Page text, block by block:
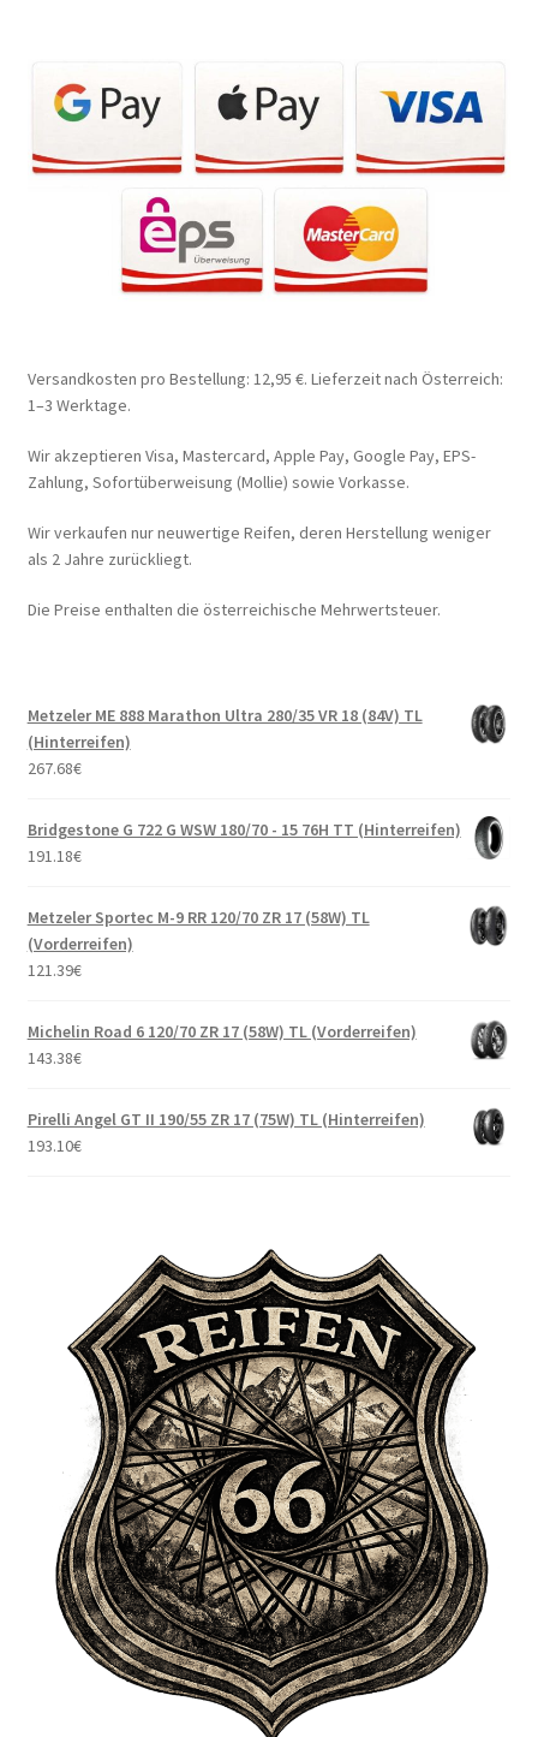
Versandkosten pro Bestellung: 12,95 €. Lieferzeit nach Österreich:
1–3 Werktage.
Wir akzeptieren Visa, Mastercard, Apple Pay, Google Pay, EPS-
Zahlung, Sofortüberweisung (Mollie) sowie Vorkasse.
Wir verkaufen nur neuwertige Reifen, deren Herstellung weniger
als 2 Jahre zurückliegt.
Die Preise enthalten die österreichische Mehrwertsteuer.
Metzeler ME 888 Marathon Ultra 280/35 VR 18 (84V) TL
(Hinterreifen)
267.68€
Bridgestone G 722 G WSW 180/70 - 15 76H TT (Hinterreifen)
191.18€
Metzeler Sportec M-9 RR 120/70 ZR 17 (58W) TL
(Vorderreifen)
121.39€
Michelin Road 6 120/70 ZR 17 (58W) TL (Vorderreifen)
143.38€
Pirelli Angel GT II 190/55 ZR 17 (75W) TL (Hinterreifen)
193.10€